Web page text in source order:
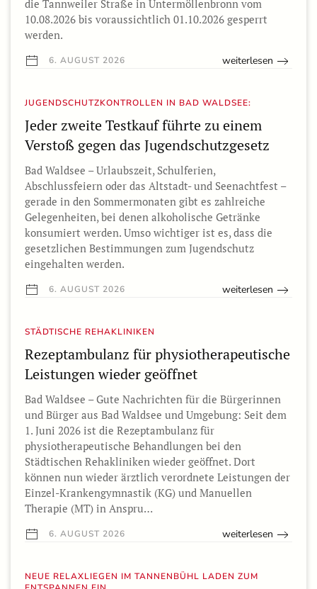
die Tannweiler Straße in Untermöllenbronn vom
10.08.2026 bis voraussichtlich 01.10.2026 gesperrt
werden.
6. AUGUST 2026 weiterlesen
JUGENDSCHUTZKONTROLLEN IN BAD WALDSEE:
Jeder zweite Testkauf führte zu einem
Verstoß gegen das Jugendschutzgesetz
Bad Waldsee – Urlaubszeit, Schulferien,
Abschlussfeiern oder das Altstadt- und Seenachtfest –
gerade in den Sommermonaten gibt es zahlreiche
Gelegenheiten, bei denen alkoholische Getränke
konsumiert werden. Umso wichtiger ist es, dass die
gesetzlichen Bestimmungen zum Jugendschutz
eingehalten werden.
6. AUGUST 2026 weiterlesen
STÄDTISCHE REHAKLINIKEN
Rezeptambulanz für physiotherapeutische
Leistungen wieder geöffnet
Bad Waldsee – Gute Nachrichten für die Bürgerinnen
und Bürger aus Bad Waldsee und Umgebung: Seit dem
1. Juni 2026 ist die Rezeptambulanz für
physiotherapeutische Behandlungen bei den
Städtischen Rehakliniken wieder geöffnet. Dort
können nun wieder ärztlich verordnete Leistungen der
Einzel-Krankengymnastik (KG) und Manuellen
Therapie (MT) in Anspru…
6. AUGUST 2026 weiterlesen
NEUE RELAXLIEGEN IM TANNENBÜHL LADEN ZUM